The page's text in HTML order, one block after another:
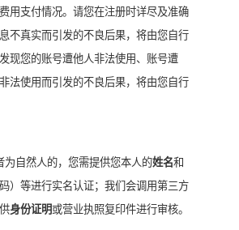
用支付情况。请您在注册时详尽及准确
不真实而引发的不良后果，将由您自行
现您的账号遭他人非法使用、账号遭
法使用而引发的不良后果，将由您自行
为自然人的，您需提供您本人的姓名和
）等进行实名认证；我们会调用第三方
身份证明或营业执照复印件进行审核。